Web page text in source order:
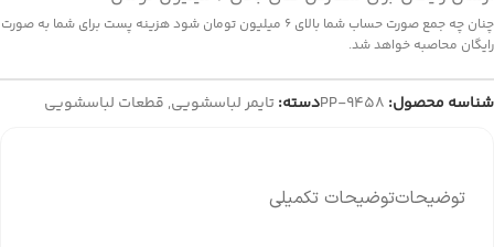
چنان چه جمع صورت حساب شما بالای 6 میلیون تومان شود هزینه پست برای شما به صورت
رایگان محاصبه خواهد شد.
شناسه محصول: PP-9458دسته:تایمر لباسشویی, قطعات لباسشویی
توضیحاتتوضیحات تکمیلی